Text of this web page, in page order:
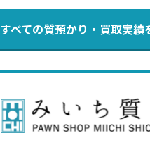
すべての質預かり・買取実績